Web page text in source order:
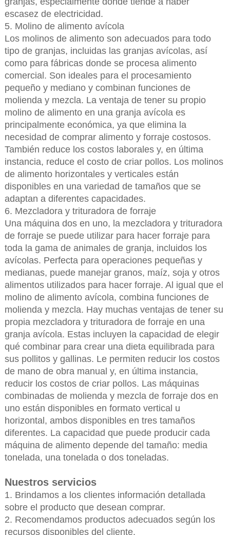
escasez de electricidad.
5. Molino de alimento avícola
Los molinos de alimento son adecuados para todo
tipo de granjas, incluidas las granjas avícolas, así
como para fábricas donde se procesa alimento
comercial. Son ideales para el procesamiento
pequeño y mediano y combinan funciones de
molienda y mezcla. La ventaja de tener su propio
molino de alimento en una granja avícola es
principalmente económica, ya que elimina la
necesidad de comprar alimento y forraje costosos.
También reduce los costos laborales y, en última
instancia, reduce el costo de criar pollos. Los molinos
de alimento horizontales y verticales están
disponibles en una variedad de tamaños que se
adaptan a diferentes capacidades.
6. Mezcladora y trituradora de forraje
Una máquina dos en uno, la mezcladora y trituradora
de forraje se puede utilizar para hacer forraje para
toda la gama de animales de granja, incluidos los
avícolas. Perfecta para operaciones pequeñas y
medianas, puede manejar granos, maíz, soja y otros
alimentos utilizados para hacer forraje. Al igual que el
molino de alimento avícola, combina funciones de
molienda y mezcla. Hay muchas ventajas de tener su
propia mezcladora y trituradora de forraje en una
granja avícola. Estas incluyen la capacidad de elegir
qué combinar para crear una dieta equilibrada para
sus pollitos y gallinas. Le permiten reducir los costos
de mano de obra manual y, en última instancia,
reducir los costos de criar pollos. Las máquinas
combinadas de molienda y mezcla de forraje dos en
uno están disponibles en formato vertical u
horizontal, ambos disponibles en tres tamaños
diferentes. La capacidad que puede producir cada
máquina de alimento depende del tamaño: media
tonelada, una tonelada o dos toneladas.
Nuestros servicios
1. Brindamos a los clientes información detallada
sobre el producto que desean comprar.
2. Recomendamos productos adecuados según los
recursos disponibles del cliente.